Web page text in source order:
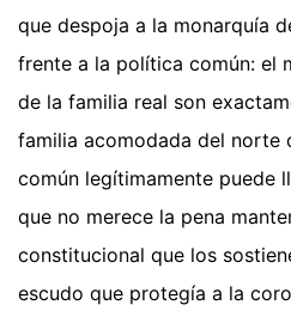
que despoja a la monarquía
frente a la política común: el
de la familia real son
familia acomodada del norte
común legítimamente puede
que no merece la pena
constitucional que los
escudo que protegía a la